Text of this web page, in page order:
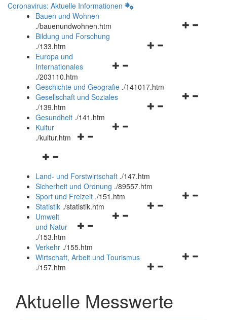
Coronavirus: Aktuelle Informationen
Bauen und Wohnen
./bauenundwohnen.htm
Navigationsmenü
Bildung und Forschung
./133.htm
Navigationsmenü
und
schließen
Europa und
Internationales
./203110.htm
Geschichte und Geografie ./141017.htm
Navigationsmenü
Gesellschaft und Soziales
./139.htm
Navigationsmenü
Gesundheit ./141.htm
Navigationsmenü
Kultur
./kultur.htm
Navigationsmenü
und
schließen
Land- und Forstwirtschaft ./147.htm
Sicherheit und Ordnung ./89557.htm
Navigationsmenü
Sport und Freizeit ./151.htm
Navigationsmenü
Statistik ./statistik.htm
Navigationsmenü
und
schließen
Umwelt
und Natur
./153.htm
Verkehr ./155.htm
Navigationsmenü
schließen
Wirtschaft, Arbeit und Tourismus
./157.htm
Aktuelle Messwerte